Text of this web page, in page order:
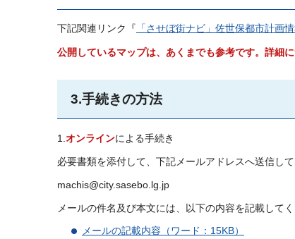
下記関連リンク『 「させぼ街ナビ」佐世保都市計画
公開しているマップは、あくまでも参考です。詳細
3.手続きの方法
1. オンラインによる手続き
必要書類を添付して、下記メールアドレスへ送信して
machis@city.sasebo.lg.jp
メールの件名及び本文には、以下の内容を記載してく
メールの記載内容（ワード：15KB）